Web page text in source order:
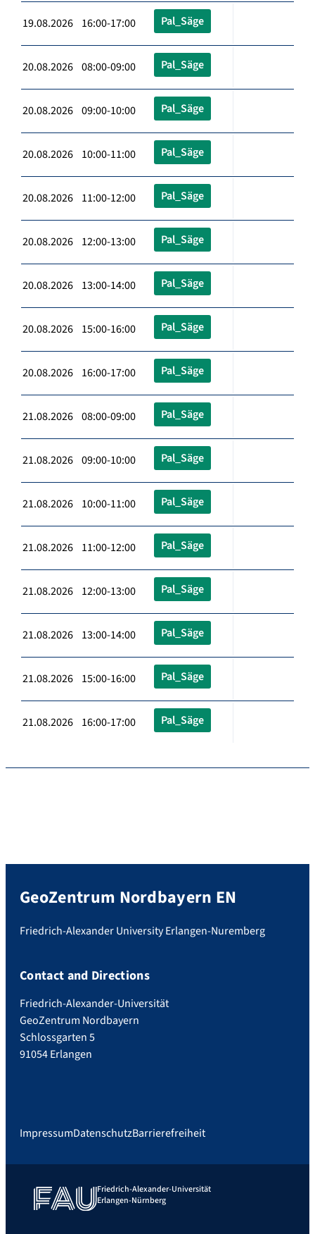
19.08.2026 16:00-17:00 Pal_Säge
20.08.2026 08:00-09:00 Pal_Säge
20.08.2026 09:00-10:00 Pal_Säge
20.08.2026 10:00-11:00 Pal_Säge
20.08.2026 11:00-12:00 Pal_Säge
20.08.2026 12:00-13:00 Pal_Säge
20.08.2026 13:00-14:00 Pal_Säge
20.08.2026 15:00-16:00 Pal_Säge
20.08.2026 16:00-17:00 Pal_Säge
21.08.2026 08:00-09:00 Pal_Säge
21.08.2026 09:00-10:00 Pal_Säge
21.08.2026 10:00-11:00 Pal_Säge
21.08.2026 11:00-12:00 Pal_Säge
21.08.2026 12:00-13:00 Pal_Säge
21.08.2026 13:00-14:00 Pal_Säge
21.08.2026 15:00-16:00 Pal_Säge
21.08.2026 16:00-17:00 Pal_Säge
GeoZentrum Nordbayern EN
Friedrich-Alexander University Erlangen-Nuremberg
Contact and Directions
Friedrich-Alexander-Universität
GeoZentrum Nordbayern
Schlossgarten 5
91054 Erlangen
ImpressumDatenschutzBarrierefreiheit
Friedrich-Alexander-Universität
Erlangen-Nürnberg